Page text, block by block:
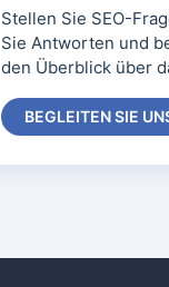
Stellen Sie SEO-
Sie Antworten und
den Überblick über
BEGLEITEN SIE